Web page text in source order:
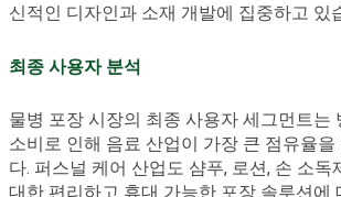
신적인 디자인과 소재 개발에 집중하고 있
최종 사용자 분석
물병 포장 시장의 최종 사용자 세그먼트는
소비로 인해 음료 산업이 가장 큰 점유율을
다. 퍼스널 케어 산업도 샴푸, 로션, 손 소독
대한 편리하고 휴대 가능한 포장 솔루션에